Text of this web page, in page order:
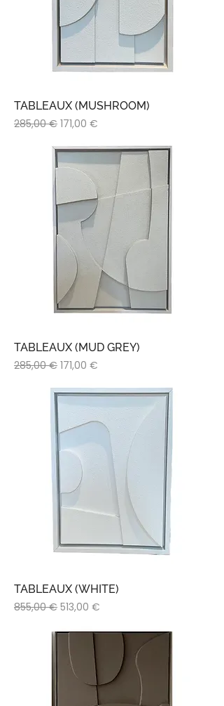
TABLEAUX (MUSHROOM)
Prix original
285,00 € Prix promotionnel
171,00 €
TABLEAUX (MUD GREY)
Prix original
285,00 € Prix promotionnel
171,00 €
TABLEAUX (WHITE)
Prix original
855,00 € Prix promotionnel
513,00 €